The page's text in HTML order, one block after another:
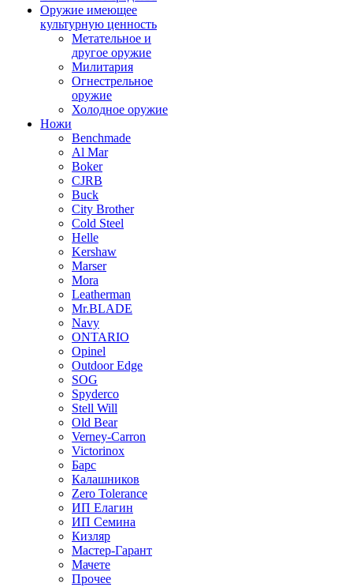
Оружие имеющее
культурную ценность
Метательное и
другое оружие
Милитария
Огнестрельное
оружие
Холодное оружие
Ножи
Benchmade
Al Mar
Boker
CJRB
Buck
City Brother
Cold Steel
Helle
Kershaw
Marser
Mora
Leatherman
Mr.BLADE
Navy
ONTARIO
Opinel
Outdoor Edge
SOG
Spyderco
Stell Will
Old Bear
Verney-Carron
Victorinox
Барс
Калашников
Zero Tolerance
ИП Елагин
ИП Семина
Кизляр
Мастер-Гарант
Мачете
Прочее